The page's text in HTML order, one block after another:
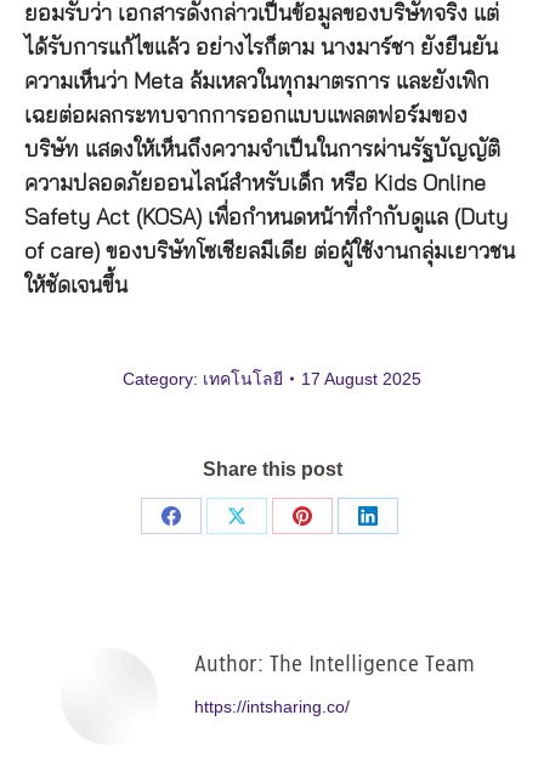
ยอมรับว่า เอกสารดังกล่าวเป็นข้อมูลของบริษัทจริง แต่
ได้รับการแก้ไขแล้ว อย่างไรก็ตาม นางมาร์ชา ยังยืนยัน
ความเห็นว่า Meta ล้มเหลวในทุกมาตรการ และยังเพิก
เฉยต่อผลกระทบจากการออกแบบแพลตฟอร์มของ
บริษัท แสดงให้เห็นถึงความจำเป็นในการผ่านรัฐบัญญัติ
ความปลอดภัยออนไลน์สำหรับเด็ก หรือ Kids Online
Safety Act (KOSA) เพื่อกำหนดหน้าที่กำกับดูแล (Duty
of care) ของบริษัทโซเชียลมีเดีย ต่อผู้ใช้งานกลุ่มเยาวชน
ให้ชัดเจนขึ้น
Category: เทคโนโลยี 17 August 2025
Share this post
Share
Share
Share
Share
Author: The Intelligence Team
https://intsharing.co/